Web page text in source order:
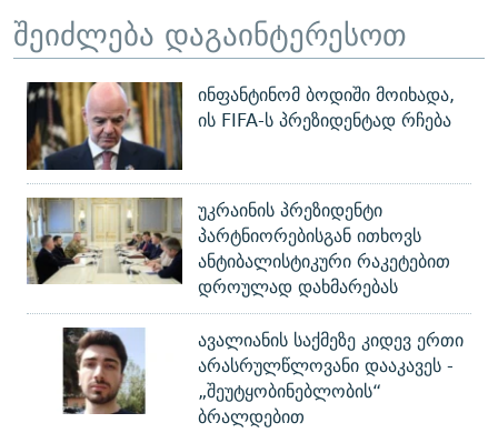
შეიძლება დაგაინტერესოთ
ინფანტინომ ბოდიში მოიხადა,
ის FIFA-ს პრეზიდენტად რჩება
უკრაინის პრეზიდენტი
პარტნიორებისგან ითხოვს
ანტიბალისტიკური რაკეტებით
დროულად დახმარებას
ავალიანის საქმეზე კიდევ ერთი
არასრულწლოვანი დააკავეს -
„შეუტყობინებლობის“
ბრალდებით